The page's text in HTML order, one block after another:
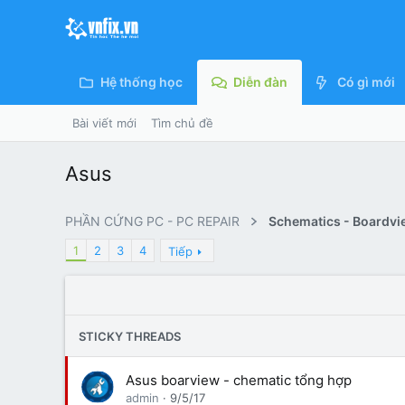
Hệ thống học Diễn đàn Có gì mới
Bài viết mới Tìm chủ đề
Asus
PHẦN CỨNG PC - PC REPAIR Schematics -
1 2 3 4 Tiếp
STICKY THREADS
Asus boarview - chematic tổng hợp
admin 9/5/17